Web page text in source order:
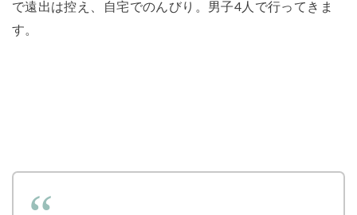
で遠出は控え、自宅でのんびり。男子4人で行ってきま
す。